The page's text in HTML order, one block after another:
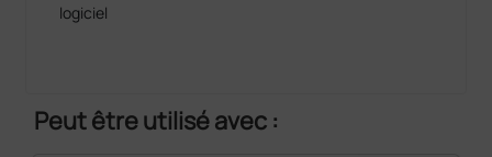
logiciel
Peut être utilisé avec :